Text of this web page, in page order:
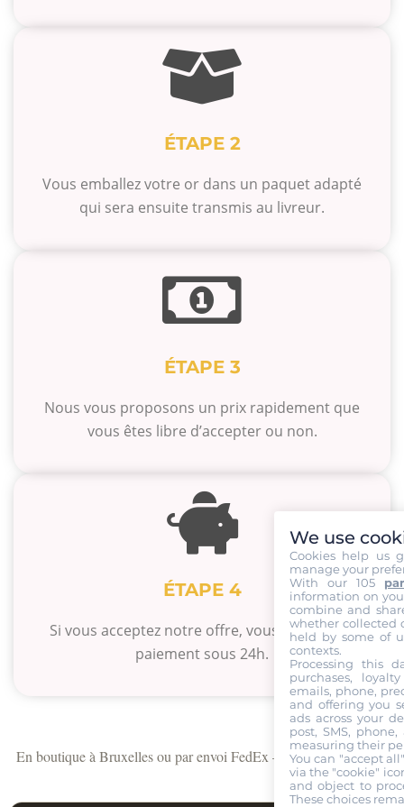
ÉTAPE 2
Vous emballez votre or dans un paquet adapté
qui sera ensuite transmis au livreur.
ÉTAPE 3
Nous vous proposons un prix rapidement que
vous êtes libre d’accepter ou non.
ÉTAPE 4
Si vous acceptez notre offre, vous recevrez le
paiement sous 24h.
En boutique à Bruxelles ou par envoi FedEx — à vous de choisir.
We use
Cookies help us
manage your
With our 105
information on
combine and
whether collected
held by some of
contexts.
Processing this
purchases,
emails, phone,
and offering you
ads across your
post, SMS,
measuring their
You can "accept
via the "cookie"
and object to
These choices